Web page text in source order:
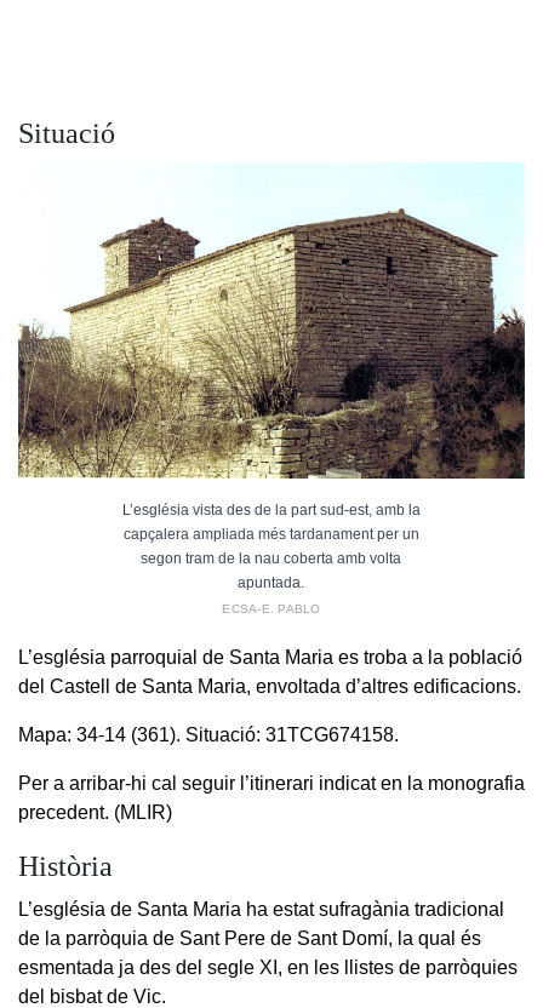
Situació
L’església vista des de la part sud-est, amb la
capçalera ampliada més tardanament per un
segon tram de la nau coberta amb volta
apuntada.
ECSA-E. PABLO
L’església parroquial de Santa Maria es troba a la població
del Castell de Santa Maria, envoltada d’altres edificacions.
Mapa: 34-14 (361). Situació: 31TCG674158.
Per a arribar-hi cal seguir l’itinerari indicat en la monografia
precedent. (MLIR)
Història
L’església de Santa Maria ha estat sufragània tradicional
de la parròquia de Sant Pere de Sant Domí, la qual és
esmentada ja des del segle XI, en les llistes de parròquies
del bisbat de Vic.